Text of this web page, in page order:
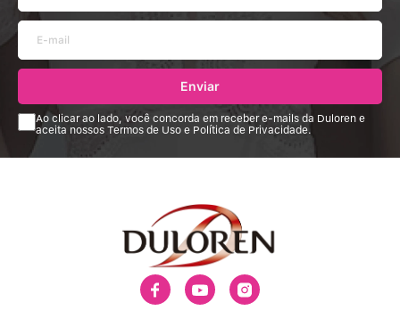
Enviar
Ao clicar ao lado, você concorda em receber e-mails da Duloren e
aceita nossos Termos de Uso e Política de Privacidade.